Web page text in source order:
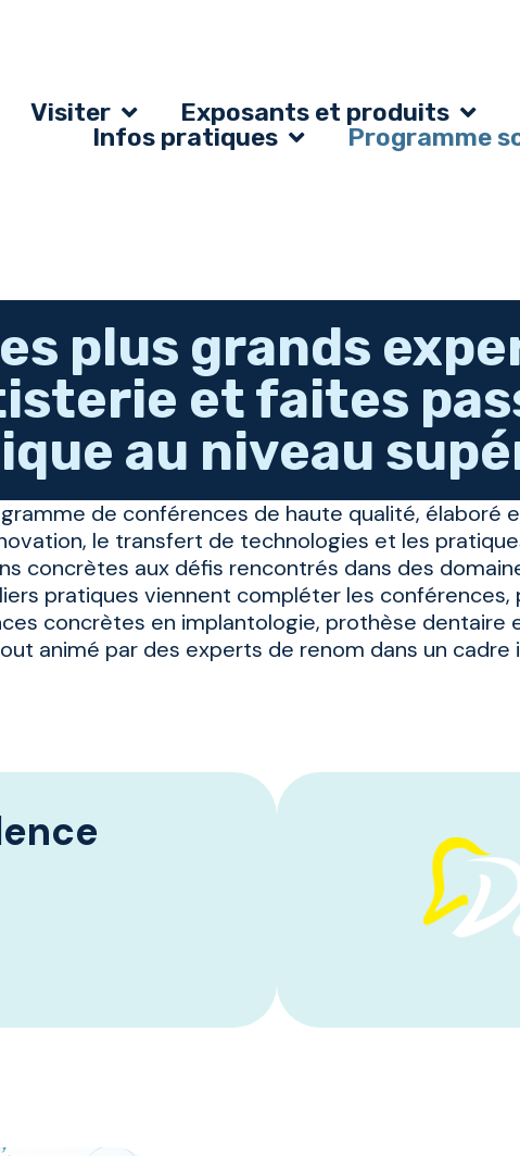
Visiter Exposants et produits
Infos pratiques
Programme
plus grands
et faites
au niveau
de conférences de haute qualité, élaboré
le transfert de technologies et les
concrètes aux défis rencontrés dans des
pratiques viennent compléter les
concrètes en implantologie, prothèse dentaire
animé par des experts de renom dans un cadre